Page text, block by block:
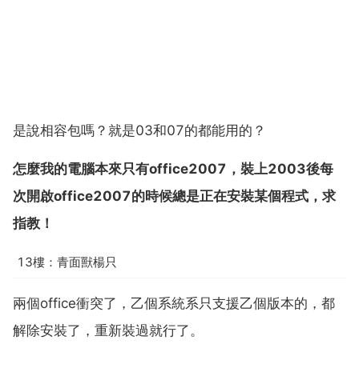
是說相容包嗎？就是03和07的都能用的？
怎麼我的電腦本來只有office2007，裝上2003後每
次開啟office2007的時候總是正在安裝某個程式，求
指教！
13樓：青面獸楊只
兩個office衝突了，乙個系統系只支援乙個版本的，都
解除安裝了，重新裝過就行了。